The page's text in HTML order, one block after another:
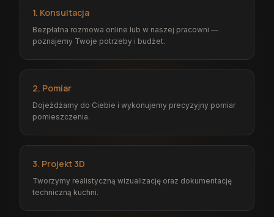
1. Konsultacja
Bezpłatna rozmowa online lub w naszej pracowni —
poznajemy Twoje potrzeby i budżet.
2. Pomiar
Dojeżdżamy do Ciebie i wykonujemy precyzyjny pomiar
pomieszczenia.
3. Projekt 3D
Tworzymy realistyczną wizualizację oraz dokumentację
techniczną kuchni.